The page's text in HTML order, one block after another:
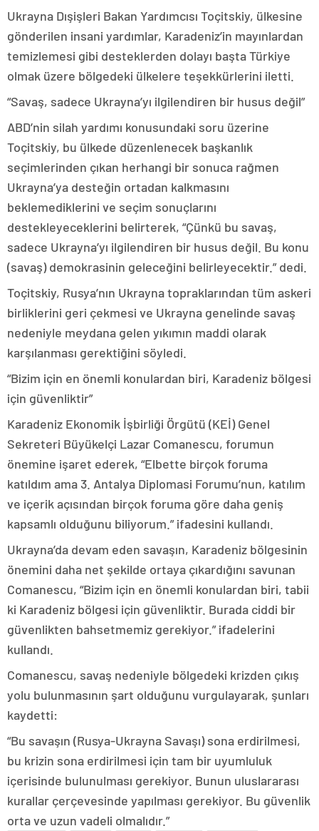
Ukrayna Dışişleri Bakan Yardımcısı Toçitskiy, ülkesine
gönderilen insani yardımlar, Karadeniz’in mayınlardan
temizlemesi gibi desteklerden dolayı başta Türkiye
olmak üzere bölgedeki ülkelere teşekkürlerini iletti.
“Savaş, sadece Ukrayna’yı ilgilendiren bir husus değil”
ABD’nin silah yardımı konusundaki soru üzerine
Toçitskiy, bu ülkede düzenlenecek başkanlık
seçimlerinden çıkan herhangi bir sonuca rağmen
Ukrayna’ya desteğin ortadan kalkmasını
beklemediklerini ve seçim sonuçlarını
destekleyeceklerini belirterek, “Çünkü bu savaş,
sadece Ukrayna’yı ilgilendiren bir husus değil. Bu konu
(savaş) demokrasinin geleceğini belirleyecektir.” dedi.
Toçitskiy, Rusya’nın Ukrayna topraklarından tüm askeri
birliklerini geri çekmesi ve Ukrayna genelinde savaş
nedeniyle meydana gelen yıkımın maddi olarak
karşılanması gerektiğini söyledi.
“Bizim için en önemli konulardan biri, Karadeniz bölgesi
için güvenliktir”
Karadeniz Ekonomik İşbirliği Örgütü (KEİ) Genel
Sekreteri Büyükelçi Lazar Comanescu, forumun
önemine işaret ederek, “Elbette birçok foruma
katıldım ama 3. Antalya Diplomasi Forumu’nun, katılım
ve içerik açısından birçok foruma göre daha geniş
kapsamlı olduğunu biliyorum.” ifadesini kullandı.
Ukrayna’da devam eden savaşın, Karadeniz bölgesinin
önemini daha net şekilde ortaya çıkardığını savunan
Comanescu, “Bizim için en önemli konulardan biri, tabii
ki Karadeniz bölgesi için güvenliktir. Burada ciddi bir
güvenlikten bahsetmemiz gerekiyor.” ifadelerini
kullandı.
Comanescu, savaş nedeniyle bölgedeki krizden çıkış
yolu bulunmasının şart olduğunu vurgulayarak, şunları
kaydetti:
“Bu savaşın (Rusya-Ukrayna Savaşı) sona erdirilmesi,
bu krizin sona erdirilmesi için tam bir uyumluluk
içerisinde bulunulması gerekiyor. Bunun uluslararası
kurallar çerçevesinde yapılması gerekiyor. Bu güvenlik
orta ve uzun vadeli olmalıdır.”